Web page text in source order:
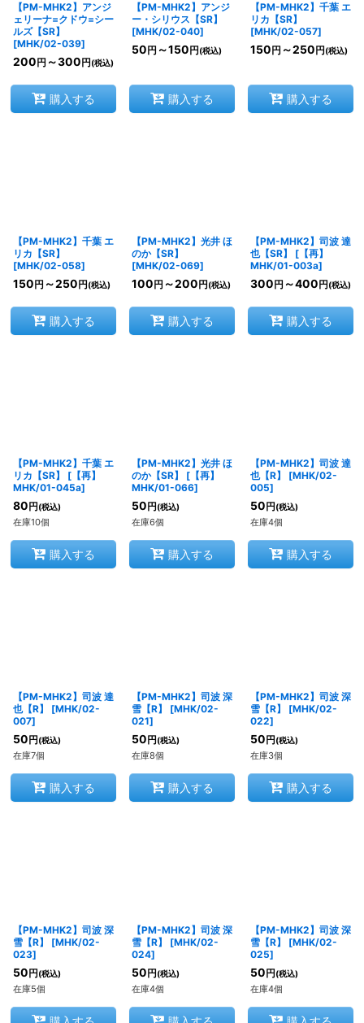
【PM-MHK2】アンジ
ェリーナ=クドウ=シー
ルズ【SR】
[MHK/02-039]
200 円 ～300 円 (税込)
購入する
【PM-MHK2】アンジ
ー・シリウス【SR】
[MHK/02-040]
50 円 ～150 円 (税込)
購入する
【PM-MHK2】千葉 エ
リカ【SR】
[MHK/02-057]
150 円 ～250 円 (税込)
購入する
【PM-MHK2】千葉 エ
リカ【SR】
[MHK/02-058]
150 円 ～250 円 (税込)
購入する
【PM-MHK2】光井 ほ
のか【SR】
[MHK/02-069]
100 円 ～200 円 (税込)
購入する
【PM-MHK2】司波 達
也【SR】
[【再】
MHK/01-003a]
300 円 ～400 円 (税込)
購入する
【PM-MHK2】千葉 エ
リカ【SR】
[ 【再】
MHK/01-045a]
80 円 (税込)
在庫10個
購入する
【PM-MHK2】光井 ほ
のか【SR】
[【再】
MHK/01-066]
50 円 (税込)
在庫6個
購入する
【PM-MHK2】司波 達
也【R】
[MHK/02-
005]
50 円 (税込)
在庫4個
購入する
【PM-MHK2】司波 達
也【R】
[MHK/02-
007]
50 円 (税込)
在庫7個
購入する
【PM-MHK2】司波 深
雪【R】
[MHK/02-
021]
50 円 (税込)
在庫8個
購入する
【PM-MHK2】司波 深
雪【R】
[MHK/02-
022]
50 円 (税込)
在庫3個
購入する
【PM-MHK2】司波 深
雪【R】
[MHK/02-
023]
50 円 (税込)
在庫5個
【PM-MHK2】司波 深
雪【R】
[MHK/02-
024]
50 円 (税込)
在庫4個
【PM-MHK2】司波 深
雪【R】
[MHK/02-
025]
50 円 (税込)
在庫4個